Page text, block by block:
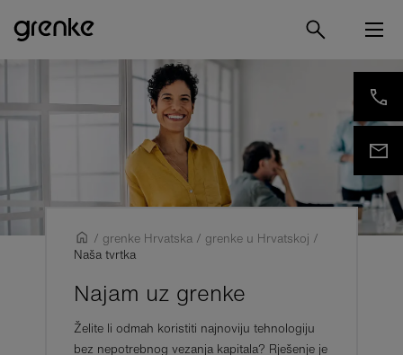
/ grenke Hrvatska / grenke u Hrvatskoj /
Naša tvrtka
Najam uz grenke
Želite li odmah koristiti najnoviju tehnologiju
bez nepotrebnog vezanja kapitala? Rješenje je